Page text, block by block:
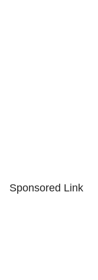
Sponsored Link